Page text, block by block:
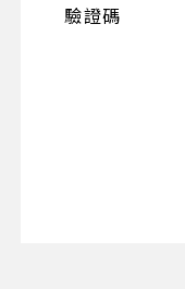
驗證碼